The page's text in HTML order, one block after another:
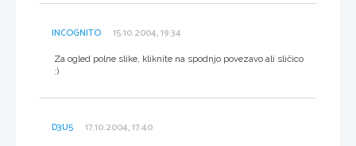
INCOGNITO 15.10.2004, 19:34
Za ogled polne slike, kliknite na spodnjo povezavo ali sličico
:)
D3U5 17.10.2004, 17:40